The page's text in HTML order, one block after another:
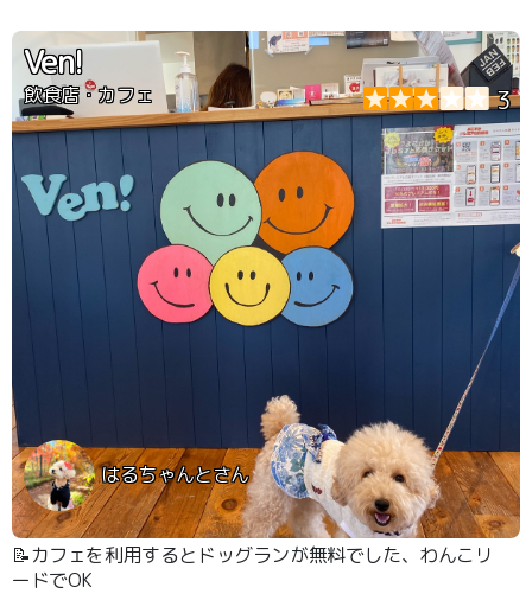
Ven!
飲食店・カフェ 3
はるちゃんとさん
📝カフェを利用するとドッグランが無料でした、わんこリ
ードでOK